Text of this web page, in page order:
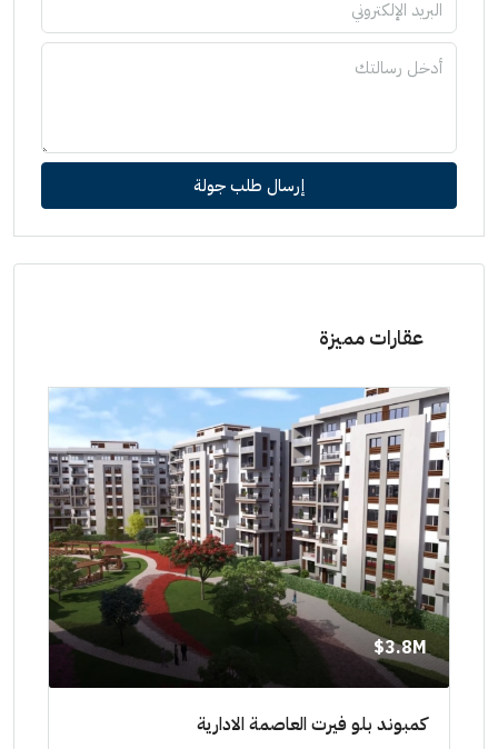
إرسال طلب جولة
عقارات مميزة
3.8M$
كمبوند بلو فيرت العاصمة الادارية